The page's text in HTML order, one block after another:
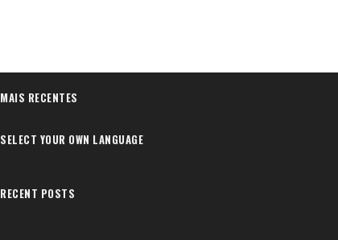
MAIS RECENTES
SELECT YOUR OWN LANGUAGE
RECENT POSTS